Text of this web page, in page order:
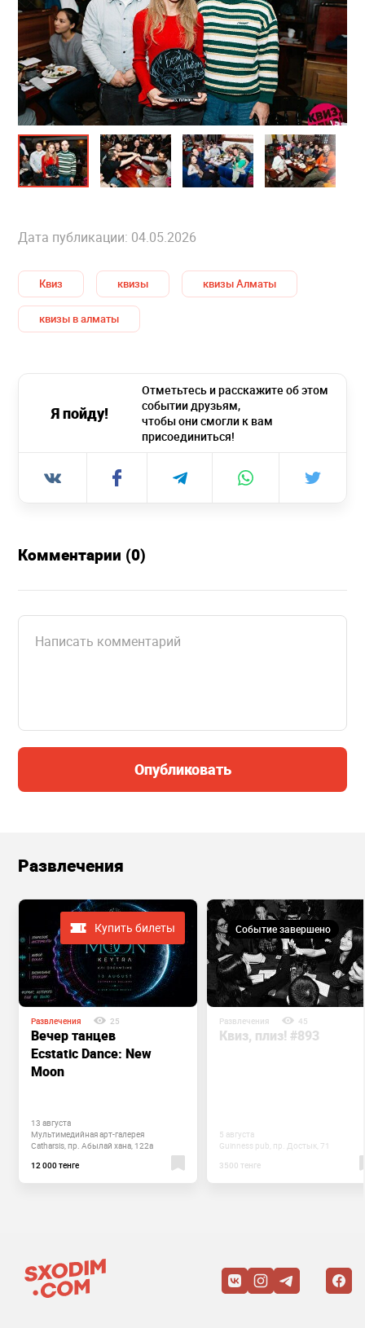
Дата публикации: 04.05.2026
Квиз квизы квизы Алматы
квизы в алматы
Я пойду!
Отметьтесь и расскажите об этом
событии друзьям,
чтобы они смогли к вам
присоединиться!
Комментарии (0)
Опубликовать
Развлечения
Купить билеты
Развлечения 25
Вечер танцев
Ecstatic Dance: New
Moon
13 августа
Мультимедийная ​арт-галерея
Catharsis, пр. Абылай хана, 122а
12 000 тенге
Событие завершено
Развлечения 45
Квиз, плиз! #893
5 августа
Guinness pub, пр. Достык, 71
3500 тенге